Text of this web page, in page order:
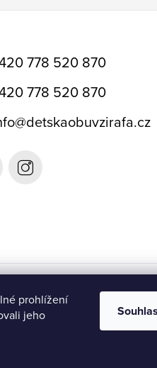
prohlížení
jeho
778 520 870
778 520 870
@detskaobuvzirafa.cz